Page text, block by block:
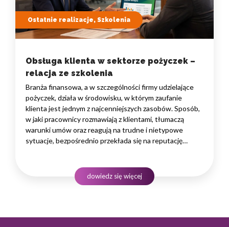
Ostatnie realizacje, Szkolenia
Obsługa klienta w sektorze pożyczek –
relacja ze szkolenia
Branża finansowa, a w szczególności firmy udzielające
pożyczek, działa w środowisku, w którym zaufanie
klienta jest jednym z najcenniejszych zasobów. Sposób,
w jaki pracownicy rozmawiają z klientami, tłumaczą
warunki umów oraz reagują na trudne i nietypowe
sytuacje, bezpośrednio przekłada się na reputację
produktowej, lecz także rozwiniętych kompetencji
komunikacyjnych, empatii…
dowiedz się więcej